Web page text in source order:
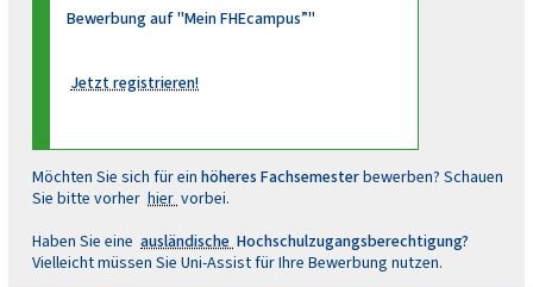
Bewerbung auf "Mein FHEcampus”"
Jetzt registrieren!
Möchten Sie sich für ein höheres Fachsemesterbewerben? Schauen
Sie bitte vorher hiervorbei.
Haben Sie eine ausländischeHochschulzugangsberechtigung?
Vielleicht müssen Sie Uni-Assist für Ihre Bewerbung nutzen.